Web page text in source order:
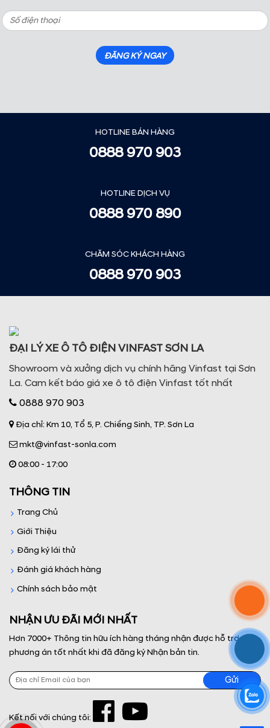
HOTLINE BÁN HÀNG
0888 970 903
HOTLINE DỊCH VỤ
0888 970 890
CHĂM SÓC KHÁCH HÀNG
0888 970 903
ĐẠI LÝ XE Ô TÔ ĐIỆN VINFAST SƠN LA
Showroom và xưởng dịch vụ chính hãng Vinfast tại Sơn
La. Cam kết báo giá xe ô tô điện Vinfast tốt nhất
0888 970 903
Địa chỉ: Km 10, Tổ 5, P. Chiềng Sinh, TP. Sơn La
mkt@vinfast-sonla.com
08:00 - 17:00
THÔNG TIN
Trang Chủ
Giới Thiệu
Đăng ký lái thử
Đánh giá khách hàng
Chính sách bảo mật
NHẬN ƯU ĐÃI MỚI NHẤT
Hơn 7000+ Thông tin hữu ích hàng tháng nhận được hỗ trợ và
phương án tốt nhất khi đã đăng ký Nhận bản tin.
Kết nối với chúng tôi: